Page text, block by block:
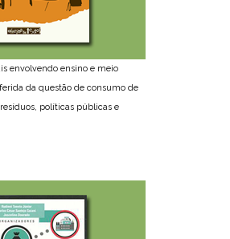
envolvendo ensino e meio
da questão de consumo de
políticas públicas e